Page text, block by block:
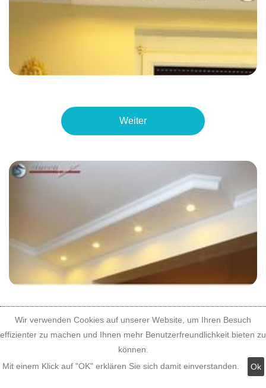
Weiter
Weiter
Wir verwenden Cookies auf unserer Website, um Ihren Besuch
effizienter zu machen und Ihnen mehr Benutzerfreundlichkeit bieten zu
können.
Mit einem Klick auf "OK" erklären Sie sich damit einverstanden.
Ok